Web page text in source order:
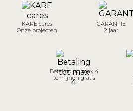
KARE cares
Onze projecten
GARANTIE
2 jaar
Betaling tot max 4
termijnen gratis